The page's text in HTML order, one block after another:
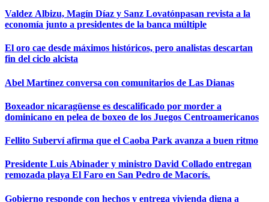
Valdez Albizu, Magín Díaz y Sanz Lovatónpasan revista a la
economía junto a presidentes de la banca múltiple
El oro cae desde máximos históricos, pero analistas descartan
fin del ciclo alcista
Abel Martínez conversa con comunitarios de Las Dianas
Boxeador nicaragüense es descalificado por morder a
dominicano en pelea de boxeo de los Juegos Centroamericanos
Fellito Suberví afirma que el Caoba Park avanza a buen ritmo
Presidente Luis Abinader y ministro David Collado entregan
remozada playa El Faro en San Pedro de Macorís.
Gobierno responde con hechos y entrega vivienda digna a